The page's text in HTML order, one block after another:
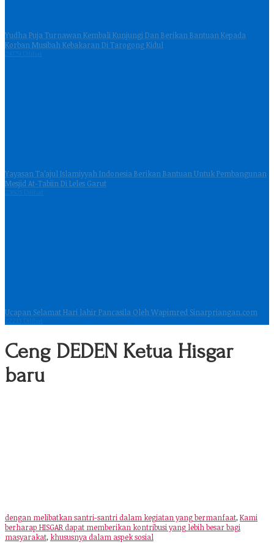
Yudha Puja Turnawan Kembali Kunjungi Dan Berikan Bantuan Kepada
Korban Musibah Kebakaran Di Tarogong Kidul
24779 Dilihat
Yayasan Ta’ajul Islamiyyah Indonesia Berikan Bantuan Untuk Pembangunan
Mesjid At-Tabiin Di Leles Garut
23805 Dilihat
Ucapan Selamat Hari lahir Pancasila Oleh Wapimred Sinarpriangan.com
22213 Dilihat
Ceng DEDEN Ketua Hisgar
baru
dengan melibatkan santri-santri dalam kegiatan yang bermanfaat, Kami
berharap HISGAR dapat memberikan kontribusi yang lebih besar bagi
masyarakat, khususnya dalam aspek sosial